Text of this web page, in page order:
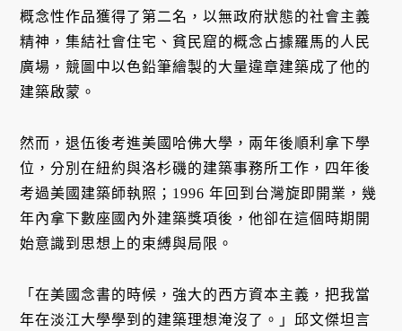
概念性作品獲得了第二名，以無政府狀態的社會主義
精神，集結社會住宅、貧民窟的概念占據羅馬的人民
廣場，競圖中以色鉛筆繪製的大量違章建築成了他的
建築啟蒙。
然而，退伍後考進美國哈佛大學，兩年後順利拿下學
位，分別在紐約與洛杉磯的建築事務所工作，四年後
考過美國建築師執照；1996 年回到台灣旋即開業，幾
年內拿下數座國內外建築獎項後，他卻在這個時期開
始意識到思想上的束縛與局限。
「在美國念書的時候，強大的西方資本主義，把我當
年在淡江大學學到的建築理想淹沒了。」邱文傑坦言